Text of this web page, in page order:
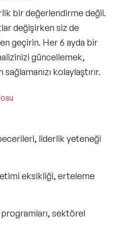
bir değerlendirme değil.
değişirken siz de
geçirin. Her 6 ayda bir
güncellemek,
kolaylaştırır.
liderlik yeteneği
eksikliği, erteleme
sektörel